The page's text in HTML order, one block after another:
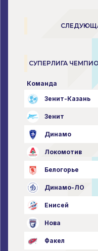
СУПЕРЛИГА
Команда
Зенит-Казань
Зенит
Динамо
Локомотив
Белогорье
Динамо-ЛО
Енисей
Нова
Факел